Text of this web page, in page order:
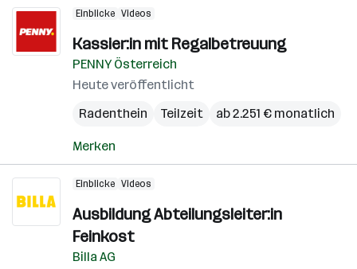
Einblicke Videos
Kassier:in mit Regalbetreuung
PENNY Österreich
Heute veröffentlicht
Radenthein
Teilzeit ab 2.251 € monatlich
Merken
Einblicke Videos
Ausbildung Abteilungsleiter:in
Feinkost
Billa AG